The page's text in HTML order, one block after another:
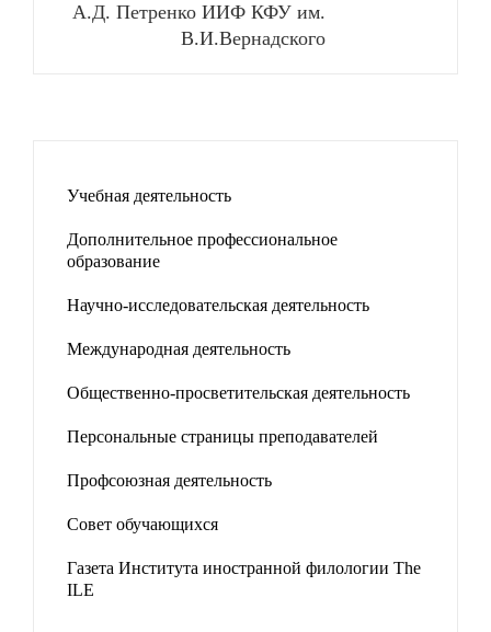
А.Д. Петренко ИИФ КФУ им.
В.И.Вернадского
Учебная деятельность
Дополнительное профессиональное
образование
Научно-исследовательская деятельность
Международная деятельность
Общественно-просветительская деятельность
Персональные страницы преподавателей
Профсоюзная деятельность
Совет обучающихся
Газета Института иностранной филологии The
ILE